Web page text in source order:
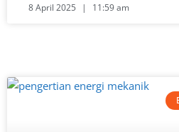
8 April 2025 11:59 am